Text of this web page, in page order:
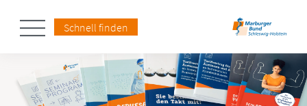
Schnell finden